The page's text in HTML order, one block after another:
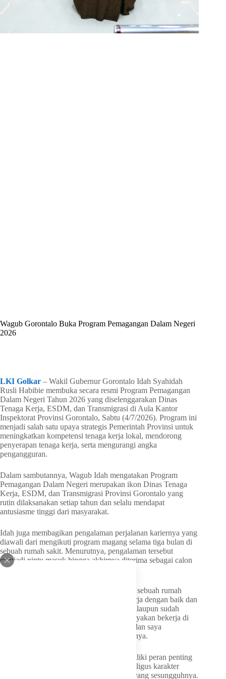
Wagub Gorontalo Buka Program Pemagangan Dalam Negeri
2026
LKI Golkar – Wakil Gubernur Gorontalo Idah Syahidah
Rusli Habibie membuka secara resmi Program Pemagangan
Dalam Negeri Tahun 2026 yang diselenggarakan Dinas
Tenaga Kerja, ESDM, dan Transmigrasi di Aula Kantor
Inspektorat Provinsi Gorontalo, Sabtu (4/7/2026). Program ini
menjadi salah satu upaya strategis Pemerintah Provinsi untuk
meningkatkan kompetensi tenaga kerja lokal, mendorong
penyerapan tenaga kerja, serta mengurangi angka
pengangguran.
Dalam sambutannya, Wagub Idah mengatakan Program
Pemagangan Dalam Negeri merupakan ikon Dinas Tenaga
Kerja, ESDM, dan Transmigrasi Provinsi Gorontalo yang
rutin dilaksanakan setiap tahun dan selalu mendapat
antusiasme tinggi dari masyarakat.
Idah juga membagikan pengalaman perjalanan kariernya yang
diawali dari mengikuti program magang selama tiga bulan di
sebuah rumah sakit. Menurutnya, pengalaman tersebut
menjadi pintu masuk hingga akhirnya diterima sebagai calon
pegawai negeri sipil (CPNS).
“Saya pernah magang selama tiga bulan di sebuah rumah
sakit, sebelum menjadi ASN. Karena bekerja dengan baik dan
dipercaya menangani pelayanan Askes, walaupun sudah
berstatus CPNS kala itu, saya tetap dipercayakan bekerja di
rumah sakit. Tapi akhirnya harus memilih dan saya
melanjutkan karier sebagai ASN,” ungkapnya.
Ia menegaskan, pengalaman magang memiliki peran penting
dalam membentuk kemampuan teknis sekaligus karakter
seseorang sebelum memasuki dunia kerja yang sesungguhnya.